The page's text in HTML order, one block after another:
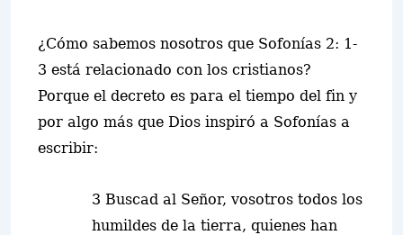
¿Cómo sabemos nosotros que Sofonías 2: 1-
3 está relacionado con los cristianos?
Porque el decreto es para el tiempo del fin y
por algo más que Dios inspiró a Sofonías a
escribir:
3 Buscad al Señor, vosotros todos los
humildes de la tierra, quienes han